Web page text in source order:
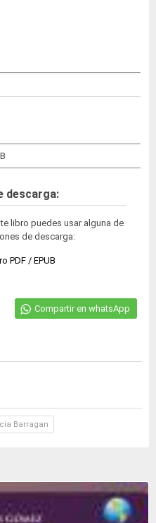
descarga:
libro puedes usar alguna de
de descarga:
PDF / EPUB
Compartir en whatsApp
Barragan